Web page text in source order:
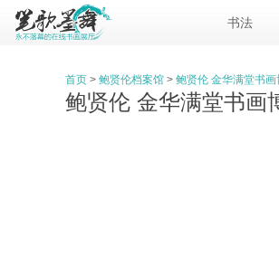
书法
首页 > 鲍贤伦档案馆 > 鲍贤伦 金华满堂书画
鲍贤伦 金华满堂书画